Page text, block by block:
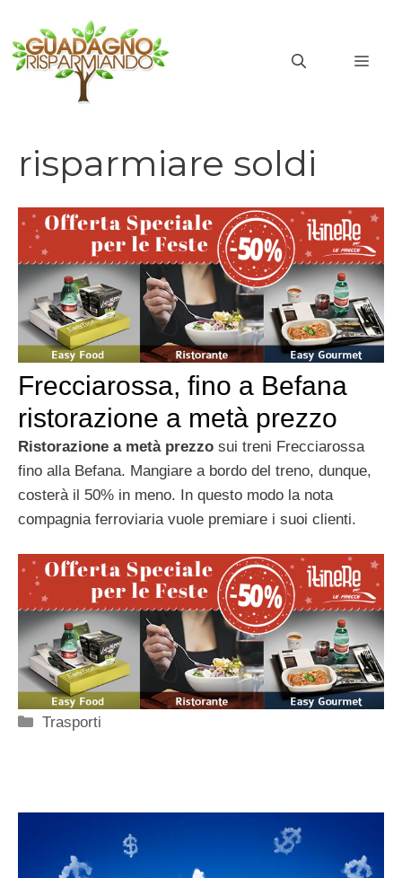
contenuto
risparmiare soldi
risparmiare soldi
Frecciarossa, fino a Befana
ristorazione a metà prezzo
Ristorazione a metà prezzo sui treni Frecciarossa
fino alla Befana. Mangiare a bordo del treno, dunque,
costerà il 50% in meno. In questo modo la nota
compagnia ferroviaria vuole premiare i suoi clienti.
Categorie
Trasporti